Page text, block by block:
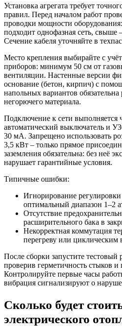
Установка агрегата требует
правил. Перед началом работ
проводки мощности
подходит однофазная сеть, свыше
Сечение кабеля уточняйте в
Место крепления выбирайте с
приборов: минимум 50 см от
вентиляции. Настенные версии
основание (бетон, кирпич) с
напольных вариантов обязательна
негорючего материала.
Подключение к сети выполняется
автоматический выключатель и
30 мА. Запрещено использовать
3,5 кВт – только прямое
заземления обязательна: без неё
нарушает гарантийные условия.
Типичные ошибки:
Игнорирование
оптимальный диапазон 1–2
Отсутствие
расширительного бака в
Некорректная коммутация
перегреву или циклическим
После сборки запустите тестовый
проверив герметичность стыков и
Контролируйте первые часы
вибрация сигнализируют о
Сколько будет
электрического